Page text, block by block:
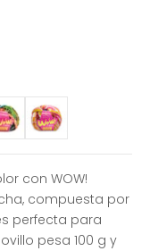
negro
ocre/rosados
vivos parchis
306 vivos infantil
con WOW!
compuesta por
perfecta para
pesa 100 g y